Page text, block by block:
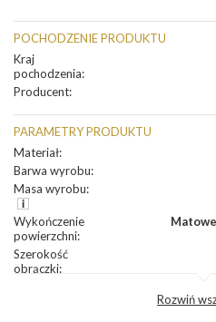
POCHODZENIE PRODUKTU
Kraj
pochodzenia:
Producent:
PARAMETRY PRODUKTU
Materiał:
Barwa wyrobu:
Masa wyrobu:
Wykończenie
powierzchni:
Szerokość
obrączki:
Rozwiń